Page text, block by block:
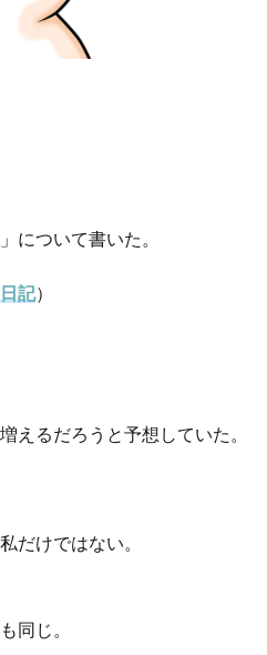
」について書いた。
記）
えるだろうと予想していた。
だけではない。
同じ。